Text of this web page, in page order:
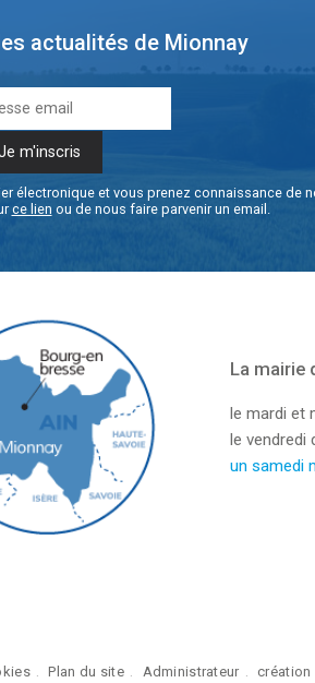
actualités de Mionnay
électronique et vous prenez connaissance de
ce lien ou de nous faire parvenir un email.
La mairie
le mardi et
le vendredi
un samedi
Plan du site Administrateur création